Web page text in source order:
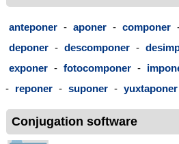
anteponer - aponer - componer
deponer - descomponer -
exponer - fotocomponer -
- reponer - suponer - yuxtaponer
Conjugation software